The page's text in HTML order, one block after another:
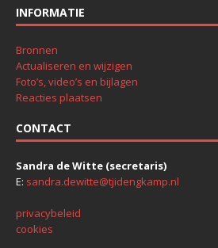
INFORMATIE
Bronnen
Actualiseren en wijzigen
Foto’s, video’s en bijlagen
Reacties plaatsen
CONTACT
Sandra de Witte (secretaris)
E: sandra.dewitte@tjidengkamp.nl
privacybeleid
cookies